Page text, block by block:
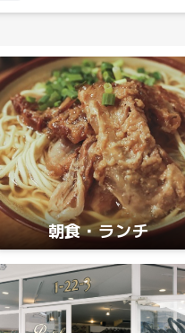
朝食・ランチ